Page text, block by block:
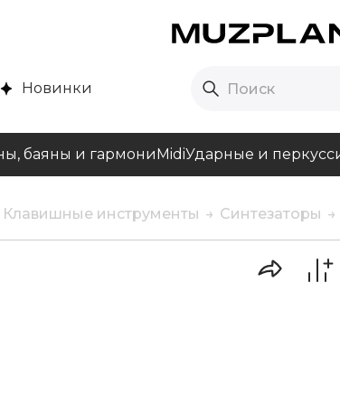
Новинки
баяны и гармониMidiУдарные и
Клавишные инструменты Синтезаторы